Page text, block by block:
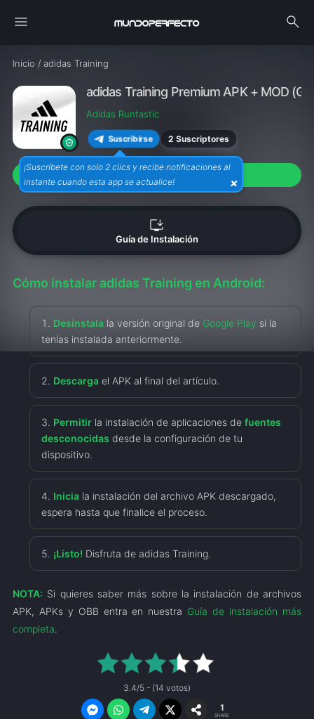
menu search
Inicio / adidas Training
adidas Training Premium APK + MOD
Adidas Runtastic
Suscribirse 2 Suscriptores
¡Suscríbete con solo 2 clics y recibe notificaciones al
instante cuando esta app se actualice!
×
download Descargar APK (50M)
install_desktop
Guía de Instalación
Cómo instalar adidas Training en Android:
Desinstala la versión original de Google Play si la
tenías instalada anteriormente.
Descargael APK al final del artículo.
Permitirla instalación de aplicaciones de fuentes
desconocidas desde la configuración de tu
dispositivo.
Iniciala instalación del archivo APK descargado,
espera hasta que finalice el proceso.
¡Listo! Disfruta de adidas Training.
NOTA: Si quieres saber más sobre la instalación de archivos
APK, APKs y OBB entra en nuestra Guía de instalación más
completa.
3.4/5 - (14 votos)
1
SHARE